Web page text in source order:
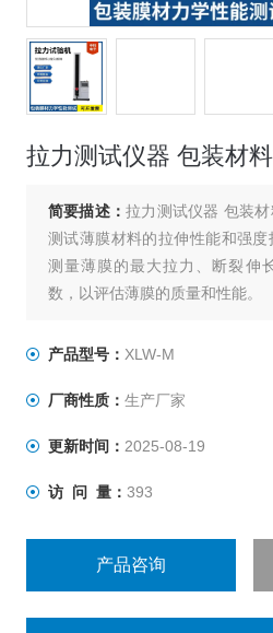
拉力测试仪器 包装材
简要描述：拉力测试仪器 包装
测试薄膜材料的拉伸性能和强
测量薄膜的最大拉力、断裂伸
数，以评估薄膜的质量和性能。
产品型号： XLW-M
厂商性质： 生产厂家
更新时间： 2025-08-19
访 问 量： 393
产品咨询